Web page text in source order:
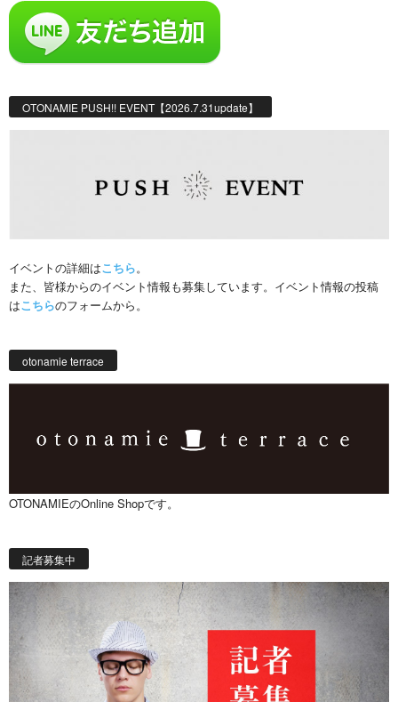
OTONAMIE PUSH!! EVENT【2026.7.31update】
イベントの詳細はこちら。
また、皆様からのイベント情報も募集しています。イベント情報の投稿
はこちらのフォームから。
otonamie terrace
OTONAMIEのOnline Shopです。
記者募集中